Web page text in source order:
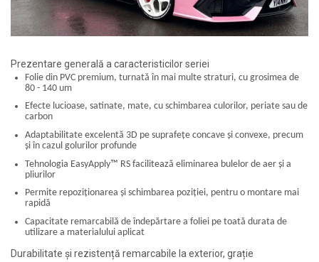
Prezentare generală a caracteristicilor seriei
Folie din PVC premium, turnată în mai multe straturi, cu grosimea de
80 - 140 um
Efecte lucioase, satinate, mate, cu schimbarea culorilor, periate sau de
carbon
Adaptabilitate excelentă 3D pe suprafețe concave și convexe, precum
și în cazul golurilor profunde
Tehnologia EasyApply™ RS facilitează eliminarea bulelor de aer și a
pliurilor
Permite repoziționarea și schimbarea poziției, pentru o montare mai
rapidă
Capacitate remarcabilă de îndepărtare a foliei pe toată durata de
utilizare a materialului aplicat
Durabilitate și rezistență remarcabile la exterior, grație